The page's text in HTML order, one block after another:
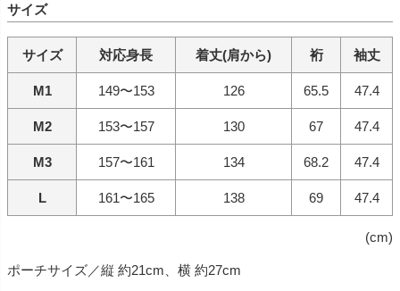
サイズ
サイズ 対応身長 着丈(肩から) 裄 袖丈
M1 149〜153 126 65.5 47.4
M2 153〜157 130 67 47.4
M3 157〜161 134 68.2 47.4
L 161〜165 138 69 47.4
(cm)
ポーチサイズ／縦 約21cm、横 約27cm